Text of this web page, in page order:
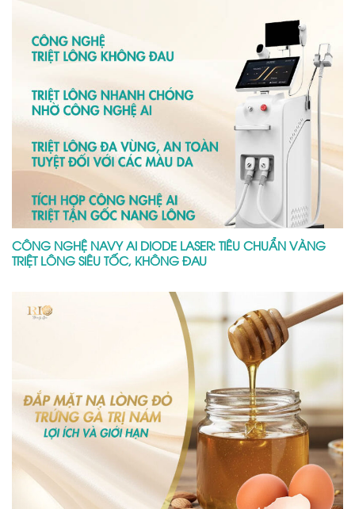
CÔNG NGHỆ NAVY AI DIODE LASER: TIÊU CHUẨN VÀNG
TRIỆT LÔNG SIÊU TỐC, KHÔNG ĐAU